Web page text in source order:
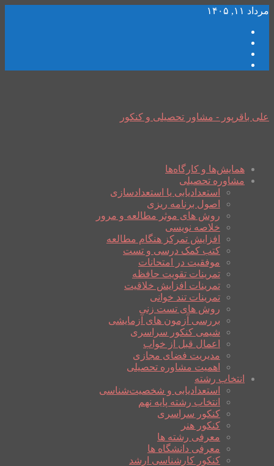
مرداد ۱۱, ۱۴۰۵
علی باقرپور - مشاور تحصیلی و کنکور
همایش‌ها و کارگاه‌ها
مشاوره تحصیلی
استعدادیابی یا استعدادسازی
اصول برنامه ریزی
روش های موثر مطالعه و مرور
خلاصه نویسی
افزایش تمرکز هنگام مطالعه
کتب کمک درسی و تست
موفقیت در امتحانات
تمرینات تقویت حافظه
تمرینات افزایش خلاقیت
تمرینات تند خوانی
روش های تست زنی
بررسی آزمون های آزمایشی
شیمی کنکور سراسری
اعمال قبل از خواب
مدیریت فضای مجازی
اهمیت مشاوره تحصیلی
انتخاب رشته
استعدادیابی و شخصیت‌شناسی
انتخاب رشته پایه نهم
کنکور سراسری
کنکور هنر
معرفی رشته ها
معرفی دانشگاه ها
کنکور کارشناسی ارشد